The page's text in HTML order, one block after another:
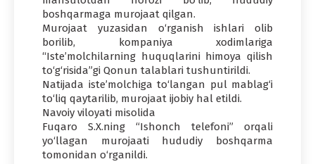
boshqarmaga murojaat qilgan.
Murojaat yuzasidan o‘rganish ishlari olib
borilib, kompaniya xodimlariga
“Iste’molchilarning huquqlarini himoya qilish
to‘g‘risida”gi Qonun talablari tushuntirildi.
Natijada iste’molchiga to‘langan pul mablag‘i
to‘liq qaytarilib, murojaat ijobiy hal etildi.
Navoiy viloyati misolida
Fuqaro S.X.ning “Ishonch telefoni” orqali
yo‘llagan murojaati hududiy boshqarma
tomonidan o‘rganildi.